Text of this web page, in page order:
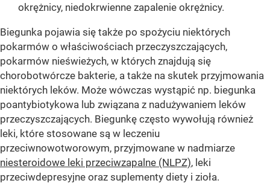
okrężnicy, niedokrwienne zapalenie okrężnicy.
Biegunka pojawia się także po spożyciu niektórych
pokarmów o właściwościach przeczyszczających,
pokarmów nieświeżych, w których znajdują się
chorobotwórcze bakterie, a także na skutek przyjmowania
niektórych leków. Może wówczas wystąpić np. biegunka
poantybiotykowa lub związana z nadużywaniem leków
przeczyszczających. Biegunkę często wywołują również
leki, które stosowane są w leczeniu
przeciwnowotworowym, przyjmowane w nadmiarze
niesteroidowe leki przeciwzapalne (NLPZ), leki
przeciwdepresyjne oraz suplementy diety i zioła.